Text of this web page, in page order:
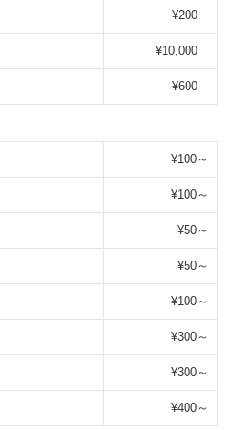
¥200
¥10,000
¥600
¥100～
¥100～
¥50～
¥50～
¥100～
¥300～
¥300～
¥400～